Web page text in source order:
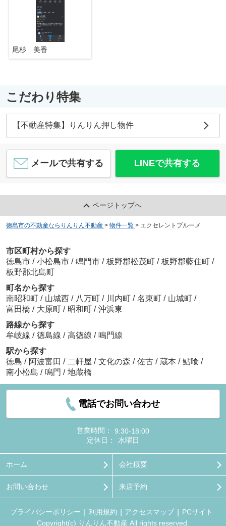
尾杉 美香
こだわり特集
【不動産特集】りんりん押し物件
メールで共有する LINEで共有する
ページトップへ
徳島市の不動産ならりんりん不動産 > 物件一覧 > エクセレントブルーメ
市区町村から探す
徳島市 / 小松島市 / 鳴門市 / 板野郡松茂町 / 板野郡藍住町 /
板野郡北島町
町名から探す
南昭和町 / 山城西 / 八万町 / 川内町 / 名東町 / 山城町 /
富田橋 / 大原町 / 昭和町 / 沖浜東
路線から探す
牟岐線 / 徳島線 / 高徳線 / 鳴門線
駅から探す
徳島 / 阿波富田 / 二軒屋 / 文化の森 / 佐古 / 蔵本 / 鮎喰 /
南小松島 / 鳴門 / 地蔵橋
電話でお問い合わせ
営業時間：
9:30-18:00
定休日：
水曜日
ホーム 会社概要
お問い合わせ 来店予約
プライバシーポリシー 利用規約 アクセスマップ
PCサイト
Copyright(c) りんりん不動産 All rights reserved.